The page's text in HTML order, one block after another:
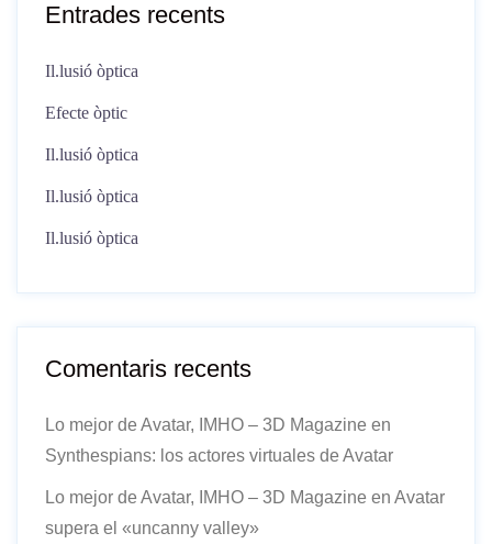
Entrades recents
Il.lusió òptica
Efecte òptic
Il.lusió òptica
Il.lusió òptica
Il.lusió òptica
Comentaris recents
Lo mejor de Avatar, IMHO – 3D Magazine en
Synthespians: los actores virtuales de Avatar
Lo mejor de Avatar, IMHO – 3D Magazine en Avatar
supera el «uncanny valley»